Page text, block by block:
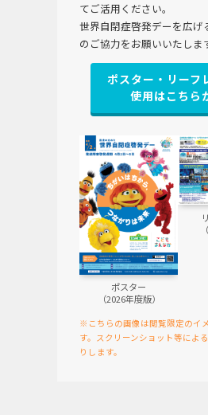
てご活用ください。
世界自閉症啓発デーを広げ
のご協力をお願いいたしま
ポスター・リーフ
使用はこちら
ポスター
（2026年度版）
※こちらの画像は閲覧限定のイ
す。スクリーンショット等によ
りします。